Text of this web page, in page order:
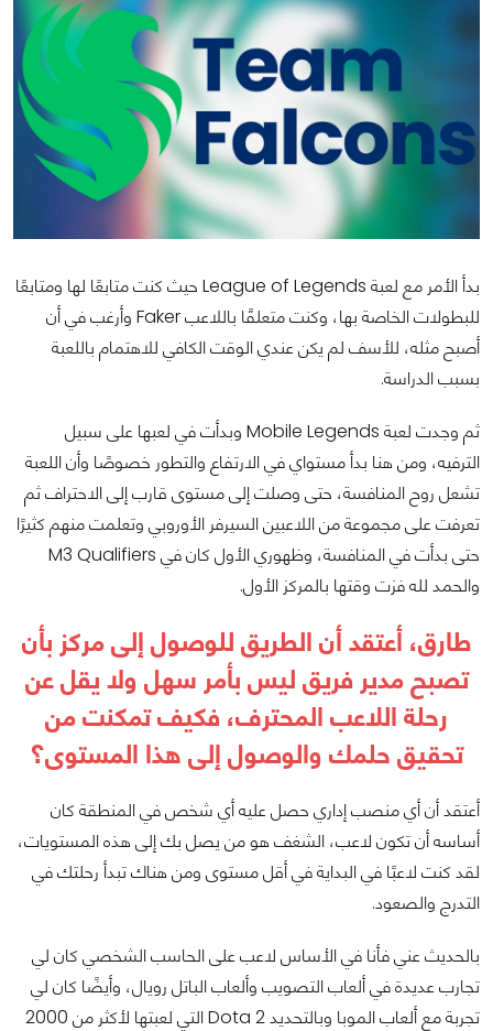
بدأ الأمر مع لعبة League of Legends حيث كنت متابعًا لها ومتابعًا
للبطولات الخاصة بها، وكنت متعلقًا باللاعب Faker وأرغب في أن
أصبح مثله، للأسف لم يكن عندي الوقت الكافي للاهتمام باللعبة
بسبب الدراسة.
ثم وجدت لعبة Mobile Legends وبدأت في لعبها على سبيل
الترفيه، ومن هنا بدأ مستواي في الارتفاع والتطور خصوصًا وأن اللعبة
تشعل روح المنافسة، حتى وصلت إلى مستوى قارب إلى الاحتراف ثم
تعرفت على مجموعة من اللاعبين السيرفر الأوروبي وتعلمت منهم كثيرًا
حتى بدأت في المنافسة، وظهوري الأول كان في M3 Qualifiers
والحمد لله فزت وقتها بالمركز الأول.
طارق، أعتقد أن الطريق للوصول إلى مركز بأن
تصبح مدير فريق ليس بأمر سهل ولا يقل عن
رحلة اللاعب المحترف، فكيف تمكنت من
تحقيق حلمك والوصول إلى هذا المستوى؟
أعتقد أن أي منصب إداري حصل عليه أي شخص في المنطقة كان
أساسه أن تكون لاعب، الشغف هو من يصل بك إلى هذه المستويات،
لقد كنت لاعبًا في البداية في أقل مستوى ومن هناك تبدأ رحلتك في
التدرج والصعود.
بالحديث عني فأنا في الأساس لاعب على الحاسب الشخصي كان لي
تجارب عديدة في ألعاب التصويب وألعاب الباتل رويال، وأيضًا كان لي
تجربة مع ألعاب الموبا وبالتحديد Dota 2 التي لعبتها لأكثر من 2000